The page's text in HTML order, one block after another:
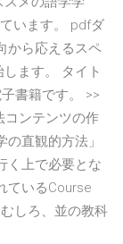
います。 pdfダ
から応えるスペ
ます。 タイト
書籍です。 >>
コンテンツの作
直観的方法」
く上で必要とな
ているCourse
しろ、並の教科